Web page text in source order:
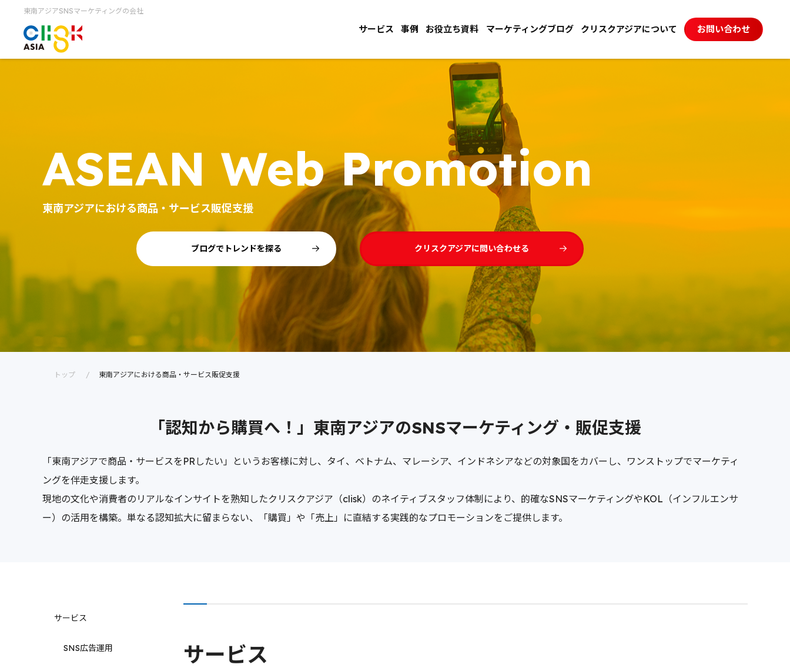
東南アジアSNSマーケティングの会社
サービス 事例 お役立ち資料 マーケティングブログ クリスクアジアについて お問い合わせ
ASEAN Web Promotion
東南アジアにおける商品・サービス販促支援
ブログでトレンドを探る クリスクアジアに問い合わせる
トップ 東南アジアにおける商品・サービス販促支援
「認知から購買へ！」東南アジアのSNSマーケティング・販促支援
「東南アジアで商品・サービスをPRしたい」というお客様に対し、タイ、ベトナム、マレーシア、インドネシアなどの対象国をカバーし、ワンストップでマーケティ
ングを伴走支援します。
現地の文化や消費者のリアルなインサイトを熟知したクリスクアジア（clisk）のネイティブスタッフ体制により、的確なSNSマーケティングやKOL（インフルエンサ
ー）の活用を構築。単なる認知拡大に留まらない、「購買」や「売上」に直結する実践的なプロモーションをご提供します。
サービス
SNS広告運用 サービス